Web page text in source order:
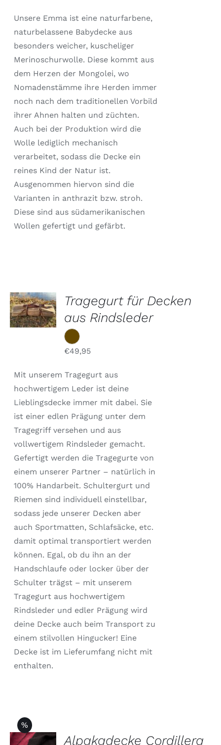
DIE
KÖNNEN
AUF
PRODUKTSEITE
GEWÄHLT
Unsere Emma ist eine naturfarbene,
naturbelassene Babydecke aus
besonders weicher, kuscheliger
Merinoschurwolle. Diese kommt aus
dem Herzen der Mongolei, wo
Nomadenstämme ihre Herden immer
noch nach dem traditionellen Vorbild
ihrer Ahnen halten und züchten.
Auch bei der Produktion wird die
Wolle lediglich mechanisch
verarbeitet, sodass die Decke ein
reines Kind der Natur ist.
Ausgenommen hiervon sind die
Varianten in anthrazit bzw. stroh.
Diese sind aus südamerikanischen
Wollen gefertigt und gefärbt.
AUSFÜHRUNG
WÄHLEN
DIESES
PRODUKT
VARIANTEN
DIE
KÖNNEN
AUF
DER
PRODUKTSEITE
GEWÄHLT
WERDEN
/
DETAILS
Tragegurt für Decken
aus Rindsleder
€49,95
Mit unserem Tragegurt aus
hochwertigem Leder ist deine
Lieblingsdecke immer mit dabei. Sie
ist einer edlen Prägung unter dem
Tragegriff versehen und aus
vollwertigem Rindsleder gemacht.
Gefertigt werden die Tragegurte von
einem unserer Partner – natürlich in
100% Handarbeit. Schultergurt und
Riemen sind individuell einstellbar,
sodass jede unserer Decken aber
auch Sportmatten, Schlafsäcke, etc.
damit optimal transportiert werden
können. Egal, ob du ihn an der
Handschlaufe oder locker über der
Schulter trägst – mit unserem
Tragegurt aus hochwertigem
Rindsleder und edler Prägung wird
deine Decke auch beim Transport zu
einem stilvollen Hingucker! Eine
Decke ist im Lieferumfang nicht mit
enthalten.
%
OPTIONEN
Alpakadecke Cordillera